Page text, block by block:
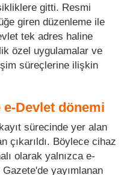
gitti. Resmi
giren düzenleme ile
tek adres haline
özel uygulamalar ve
süreçlerine ilişkin
e-Devlet dönemi
sürecinde yer alan
çıkarıldı. Böylece cihaz
olarak yalnızca e-
yayımlanan